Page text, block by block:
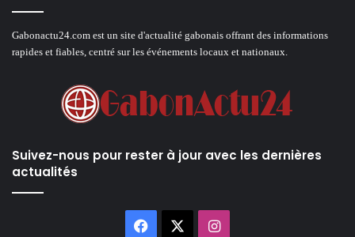
Gabonactu24.com est un site d'actualité gabonais offrant des informations
rapides et fiables, centré sur les événements locaux et nationaux.
Suivez-nous pour rester à jour avec les dernières
actualités
Facebook Instagram